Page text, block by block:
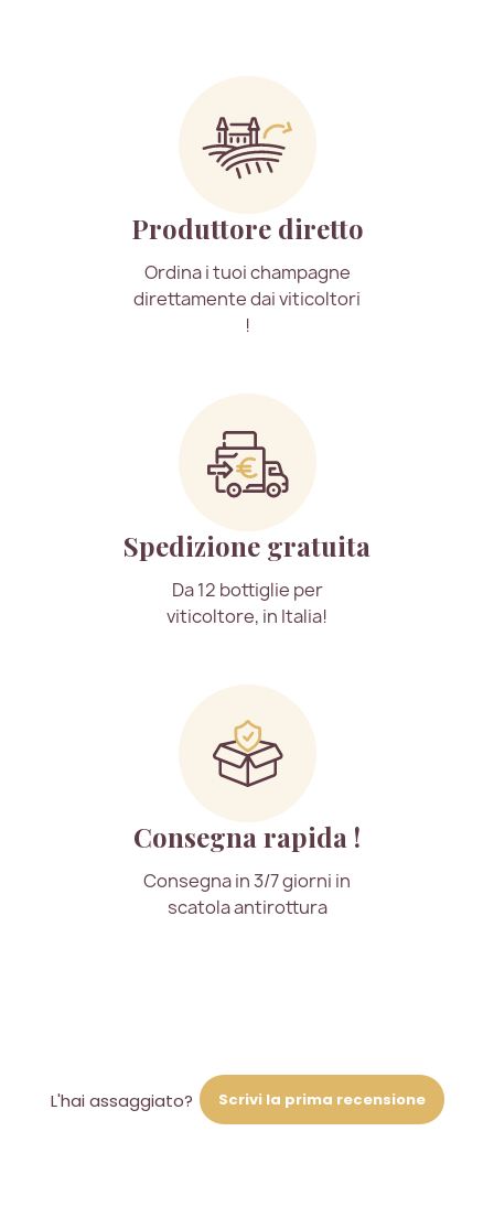
Produttore diretto
Ordina i tuoi champagne
direttamente dai viticoltori
!
Spedizione gratuita
Da 12 bottiglie per
viticoltore, in Italia!
Consegna rapida !
Consegna in 3/7 giorni in
scatola antirottura
L'hai assaggiato? Scrivi la prima recensione